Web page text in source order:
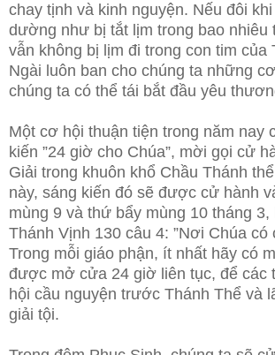
chay tịnh và kinh nguyện. Nếu đôi
dường như bị tắt lịm trong bao nhiêu
vẫn không bị lịm đi trong con tim của
Ngài luôn ban cho chúng ta những
chúng ta có thể tái bắt đầu yêu
Một cơ hội thuận tiện trong năm nay
kiến ”24 giờ cho Chúa”, mời gọi cử
Giải trong khuôn khổ Chầu Thánh
này, sáng kiến đó sẽ được cử hành
mùng 9 và thứ bẩy mùng 10 tháng
Thánh Vịnh 130 câu 4: ”Nơi Chúa có
Trong mỗi giáo phận, ít nhất hãy có
được mở cửa 24 giờ liên tục, để các
hội cầu nguyện trước Thánh Thể và
giải tội.